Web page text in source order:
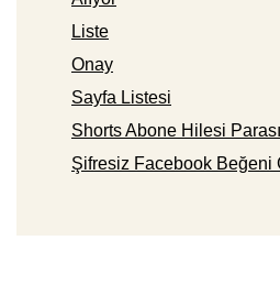
Liste
Onay
Sayfa Listesi
Shorts Abone Hilesi
Şifresiz Facebook Beğeni